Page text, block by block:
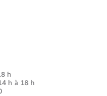
h
h à 18 h